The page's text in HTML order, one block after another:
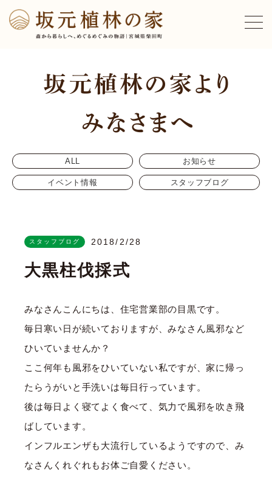
ALL お知らせ
イベント情報 スタッフブログ
スタッフブログ 2018/2/28
大黒柱伐採式
みなさんこんにちは、住宅営業部の目黒です。
毎日寒い日が続いておりますが、みなさん風邪など
ひいていませんか？
ここ何年も風邪をひいていない私ですが、家に帰っ
たらうがいと手洗いは毎日行っています。
後は毎日よく寝てよく食べて、気力で風邪を吹き飛
ばしています。
インフルエンザも大流行しているようですので、み
なさんくれぐれもお体ご自愛ください。